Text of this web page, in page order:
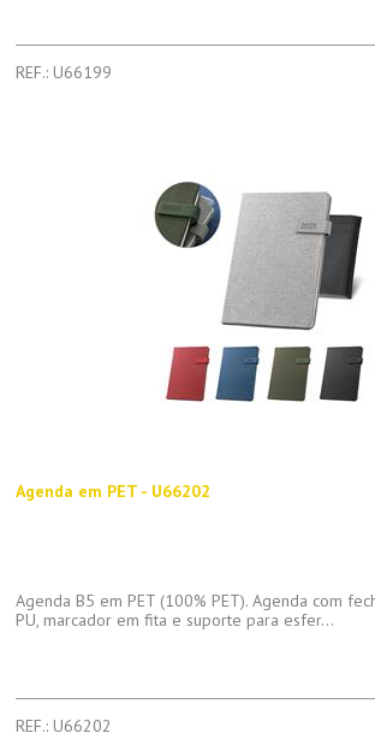
REF.: U66199
Agenda em PET - U66202
Agenda B5 em PET (100% PET). Agenda com
PU, marcador em fita e suporte para esfer...
REF.: U66202